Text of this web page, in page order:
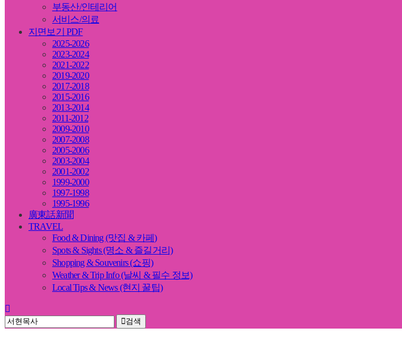
부동산/인테리어
서비스/의료
지면보기 PDF
2025-2026
2023-2024
2021-2022
2019-2020
2017-2018
2015-2016
2013-2014
2011-2012
2009-2010
2007-2008
2005-2006
2003-2004
2001-2002
1999-2000
1997-1998
1995-1996
廣東話新聞
TRAVEL
Food & Dining (맛집 & 카페)
Spots & Sights (명소 & 즐길거리)
Shopping & Souvenirs (쇼핑)
Weather & Trip Info (날씨 & 필수 정보)
Local Tips & News (현지 꿀팁)
검색